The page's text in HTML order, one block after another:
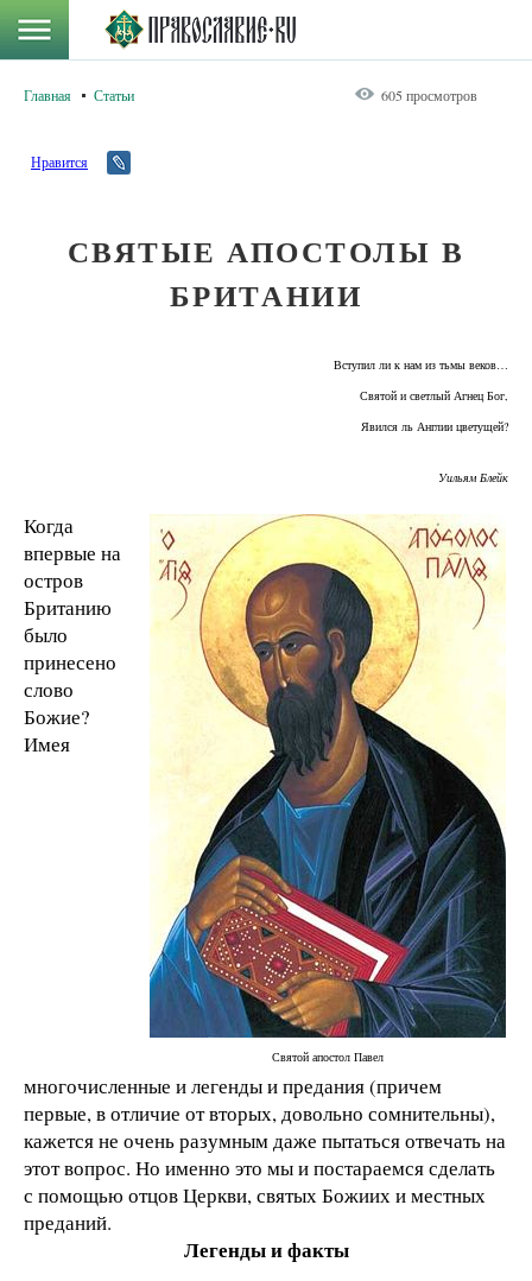
Главная Статьи 605 просмотров
Нравится
СВЯТЫЕ АПОСТОЛЫ В
БРИТАНИИ
Вступил ли к нам из тьмы веков…
Святой и светлый Агнец Бог,
Явился ль Англии цветущей?
Уильям Блейк
Святой апостол Павел
Когда
впервые на
остров
Британию
было
принесено
слово
Божие?
Имея
многочисленные и легенды и предания (причем
первые, в отличие от вторых, довольно сомнительны),
кажется не очень разумным даже пытаться отвечать на
этот вопрос. Но именно это мы и постараемся сделать
с помощью отцов Церкви, святых Божиих и местных
преданий.
Легенды и факты